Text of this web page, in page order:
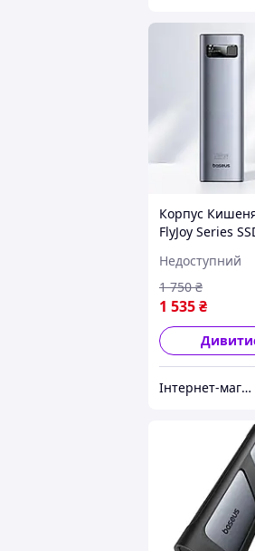
Корпус
FlyJoy Series
Сірий
Недоступний
1 535₴
1 750 ₴
Інтернет-магазин NIKOMAG